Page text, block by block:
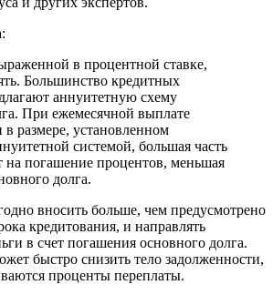
в процентной ставке,
Большинство кредитных
аннуитетную схему
При ежемесячной выплате
в размере, установленном
системой, большая часть
на погашение процентов, меньшая
долга.
вносить больше, чем предусмотрено
кредитования, и направлять
в счет погашения основного долга.
быстро снизить тело задолженности,
проценты переплаты.